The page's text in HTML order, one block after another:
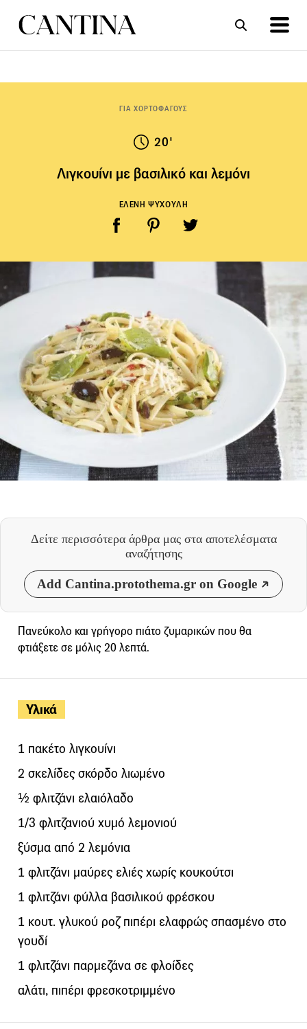
ΓΙΑ ΧΟΡΤΟΦΑΓΟΥΣ
20'
Λιγκουίνι με βασιλικό και λεμόνι
ΕΛΕΝΗ ΨΥΧΟΥΛΗ
Δείτε περισσότερα άρθρα μας στα αποτελέσματα
αναζήτησης
Add Cantina.protothema.gr on Google
Υλικά
1 πακέτο λιγκουίνι
2 σκελίδες σκόρδο λιωμένο
½ φλιτζάνι ελαιόλαδο
1/3 φλιτζανιού χυμό λεμονιού
ξύσμα από 2 λεμόνια
1 φλιτζάνι μαύρες ελιές χωρίς κουκούτσι
1 φλιτζάνι φύλλα βασιλικού φρέσκου
1 κουτ. γλυκού ροζ πιπέρι ελαφρώς σπασμένο στο
γουδί
1 φλιτζάνι παρμεζάνα σε φλοίδες
αλάτι, πιπέρι φρεσκοτριμμένο
Πανεύκολο και γρήγορο πιάτο ζυμαρικών που θα
φτιάξετε σε μόλις 20 λεπτά.